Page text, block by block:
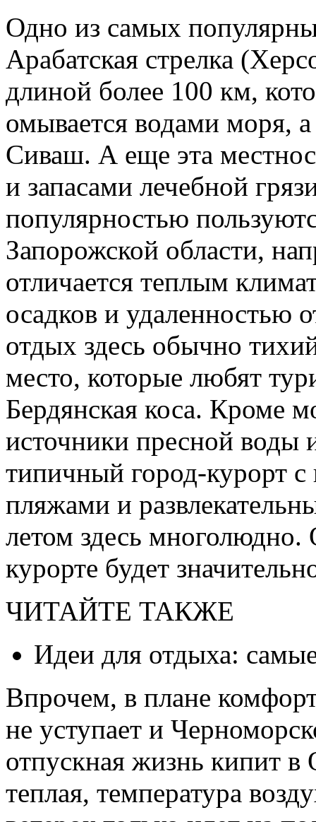
Одно из самых
Арабатская стрелка
длиной более 100 км,
омывается водами моря, а
Сиваш. А еще эта
и запасами лечебной
популярностью
Запорожской области,
отличается теплым
осадков и удаленностью
отдых здесь обычно
место, которые любят
Бердянская коса. Кроме
источники пресной воды
типичный город-курорт
пляжами и
летом здесь
курорте будет
ЧИТАЙТЕ ТАКЖЕ
Идеи для отдыха:
Впрочем, в плане
не уступает и
отпускная жизнь кипит в
теплая, температура